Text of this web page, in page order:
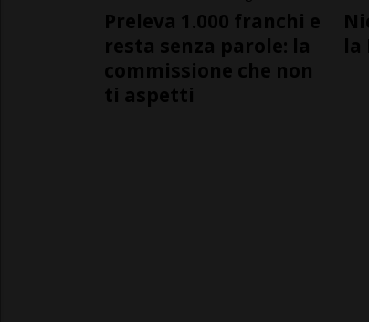
Preleva 1.000 franchi e
resta senza parole: la
commissione che non
ti aspetti
la